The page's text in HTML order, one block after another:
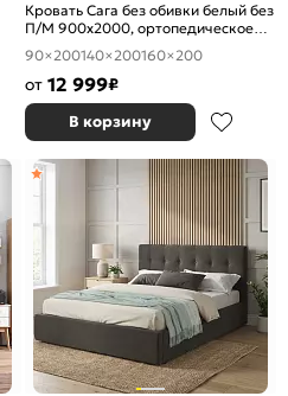
Кровать Сага без обивки белый без
П/М 900x2000, ортопедическое
основание, изголовье жесткое
90×200140×200160×200
от 12 999₽
В корзину